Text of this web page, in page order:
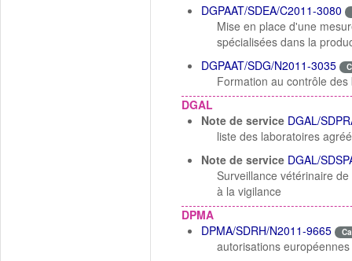
DGPAAT/SDEA/C2011-3080
Mise en place d'une
spécialisées dans la
DGPAAT/SDG/N2011-3035
Formation au contrôle
DGAL
Note de service DGAL/
liste des laboratoires
Note de service DGAL/
Surveillance vétérinaire
à la vigilance
DPMA
DPMA/SDRH/N2011-9665
autorisations